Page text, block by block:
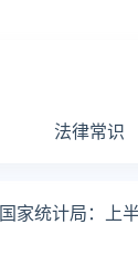
法律常识
国家统计局：上